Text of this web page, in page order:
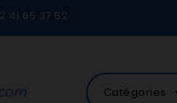
41 65 37 52
Catégories